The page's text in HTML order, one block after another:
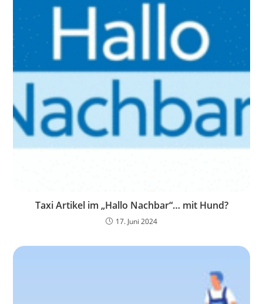
Taxi Artikel im „Hallo Nachbar“… mit Hund?
17. Juni 2024